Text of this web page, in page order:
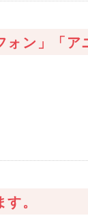
ォン」「ア
。